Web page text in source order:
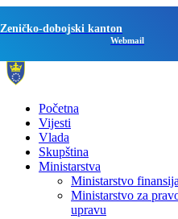
Zeničko-dobojski kanton
Webmail
Početna
Vijesti
Vlada
Skupština
Ministarstva
Ministarstvo finansija
Ministarstvo za
upravu